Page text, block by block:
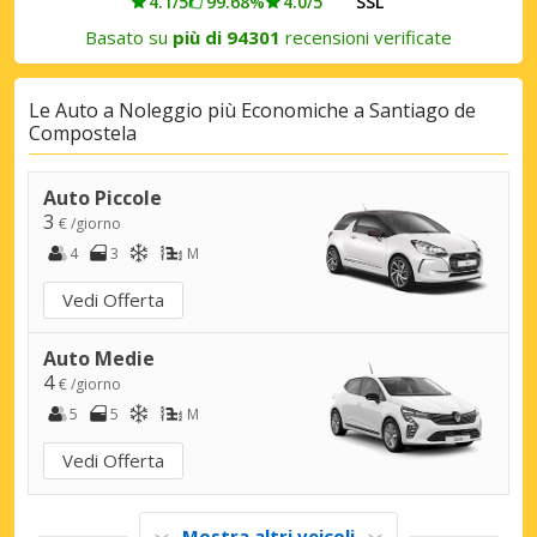
Basato su più di 94301 recensioni verificate
Le Auto a Noleggio più Economiche a Santiago de
Compostela
Auto Piccole
3 € /giorno
4
3 M
Vedi Offerta
Auto Medie
4€ /giorno
5
5 M
Vedi Offerta